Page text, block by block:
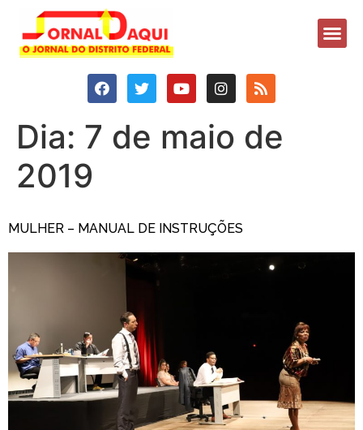
Dia: 7 de maio de
2019
MULHER – MANUAL DE INSTRUÇÕES